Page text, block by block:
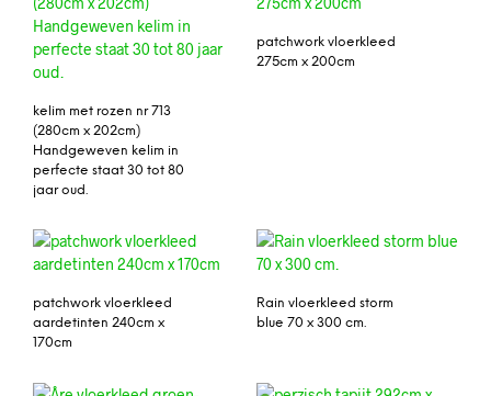
kelim met rozen nr 713
(280cm x 202cm)
Handgeweven kelim in
perfecte staat 30 tot 80
jaar oud.
patchwork vloerkleed
275cm x 200cm
patchwork vloerkleed
aardetinten 240cm x
170cm
Rain vloerkleed storm
blue 70 x 300 cm.